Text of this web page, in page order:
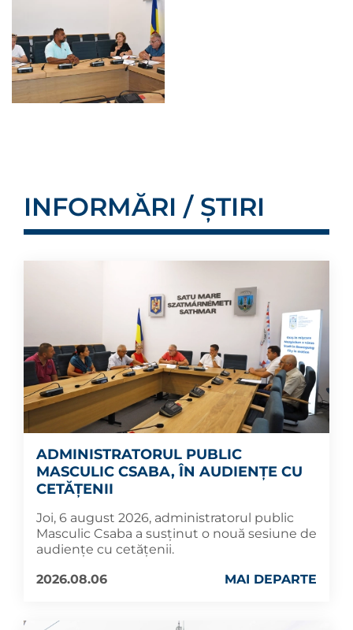
INFORMĂRI / ȘTIRI
ADMINISTRATORUL PUBLIC
MASCULIC CSABA, ÎN AUDIENȚE CU
CETĂȚENII
Joi, 6 august 2026, administratorul public
Masculic Csaba a susținut o nouă sesiune de
audiențe cu cetățenii.
2026.08.06
MAI DEPARTE